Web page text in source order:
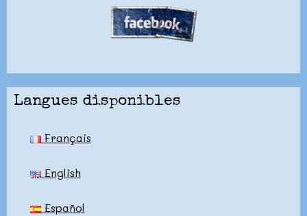
Langues disponibles
Français
English
Español